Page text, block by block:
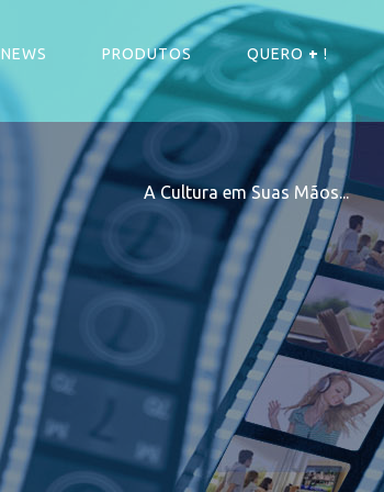
NEWS PRODUTOS QUERO+!
A Cultura em Suas Mãos...